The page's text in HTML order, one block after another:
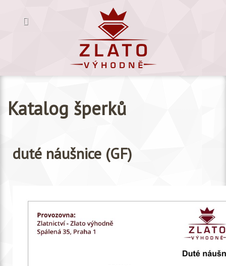
Katalog šperků
duté náušnice (GF)